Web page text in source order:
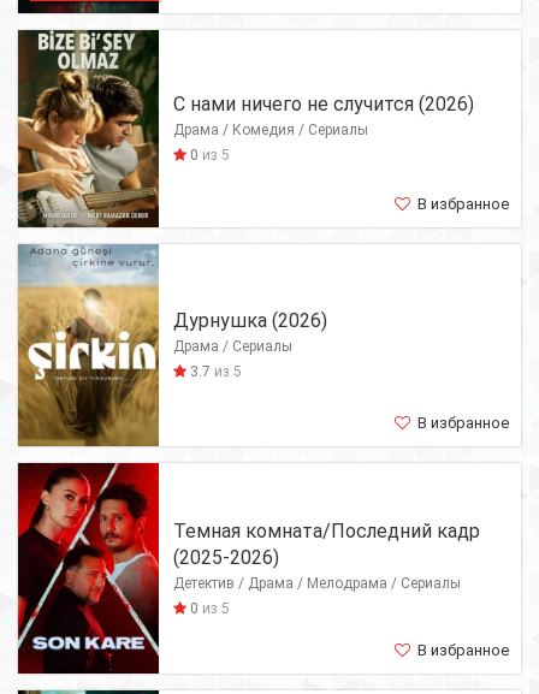
С нами ничего не случится (2026)
Драма / Комедия / Сериалы
0 из 5
В избранное
Дурнушка (2026)
Драма / Сериалы
3.7 из 5
В избранное
Темная комната/Последний кадр
(2025-2026)
Детектив / Драма / Мелодрама / Сериалы
0 из 5
В избранное